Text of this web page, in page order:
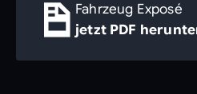
Fahrzeug Exposé
jetzt PDF